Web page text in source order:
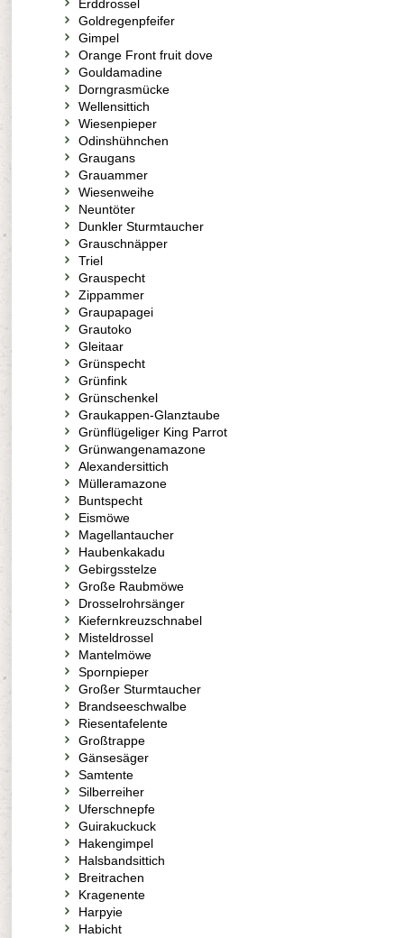
Erddrossel
Goldregenpfeifer
Gimpel
Orange Front fruit dove
Gouldamadine
Dorngrasmücke
Wellensittich
Wiesenpieper
Odinshühnchen
Graugans
Grauammer
Wiesenweihe
Neuntöter
Dunkler Sturmtaucher
Grauschnäpper
Triel
Grauspecht
Zippammer
Graupapagei
Grautoko
Gleitaar
Grünspecht
Grünfink
Grünschenkel
Graukappen-Glanztaube
Grünflügeliger King Parrot
Grünwangenamazone
Alexandersittich
Mülleramazone
Buntspecht
Eismöwe
Magellantaucher
Haubenkakadu
Gebirgsstelze
Große Raubmöwe
Drosselrohrsänger
Kiefernkreuzschnabel
Misteldrossel
Mantelmöwe
Spornpieper
Großer Sturmtaucher
Brandseeschwalbe
Riesentafelente
Großtrappe
Gänsesäger
Samtente
Silberreiher
Uferschnepfe
Guirakuckuck
Hakengimpel
Halsbandsittich
Breitrachen
Kragenente
Harpyie
Habicht